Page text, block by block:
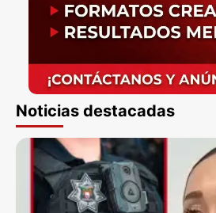
Noticias destacadas